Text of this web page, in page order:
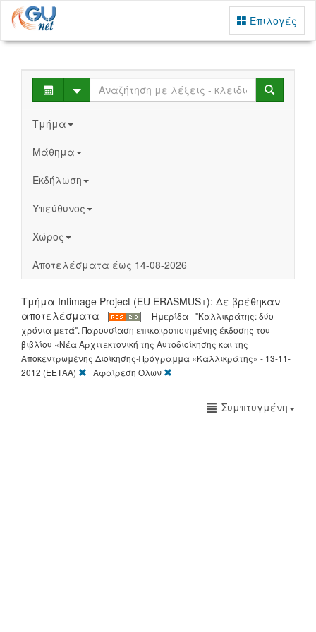
Επιλογές
Select Search
Τμήμα
Μάθημα
Εκδήλωση
Υπεύθυνος
Χώρος
Αποτελέσματα έως 14-08-2026
Τμήμα Intimage Project (EU ERASMUS+): Δε βρέθηκαν
αποτελέσματα
Ημερίδα - "Καλλικράτης: δύο
χρόνια μετά". Παρουσίαση επικαιροποιημένης έκδοσης του
βιβλίου «Νέα Αρχιτεκτονική της Αυτοδιοίκησης και της
Αποκεντρωμένης Διοίκησης-Πρόγραμμα «Καλλικράτης» - 13-11-
2012 (ΕΕΤΑΑ)
[X]Αφαίρεση Όλων
Συμπτυγμένη